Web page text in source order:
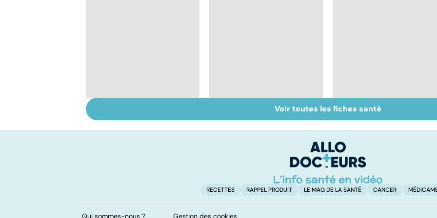
n'arrête pas le
Dentiers : quand la
vie retrouve son
Tout savoir sur les
infections
Voir toutes les fiches santé
RECETTES RAPPEL PRODUIT LE MAG DE LA SANTÉ CANCER
Qui sommes-nous ? Gestion des cookies